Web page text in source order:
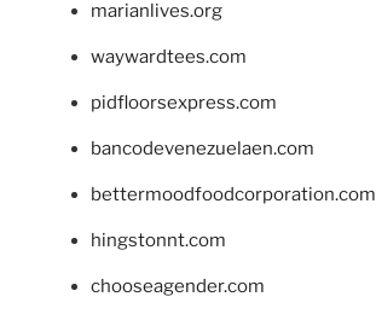
marianlives.org
waywardtees.com
pidfloorsexpress.com
bancodevenezuelaen.com
bettermoodfoodcorporation.com
hingstonnt.com
chooseagender.com